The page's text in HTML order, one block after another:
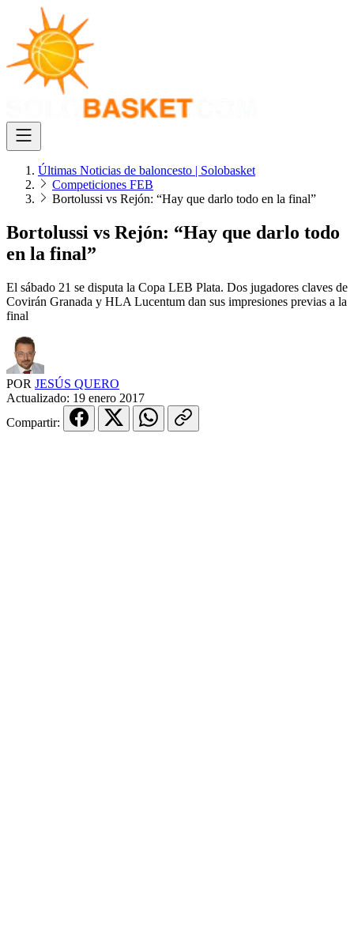
Últimas Noticias de baloncesto | Solobasket
Competiciones FEB
Bortolussi vs Rejón: “Hay que darlo todo en la final”
Bortolussi vs Rejón: “Hay que darlo todo
en la final”
El sábado 21 se disputa la Copa LEB Plata. Dos jugadores claves de
Covirán Granada y HLA Lucentum dan sus impresiones previas a la
final
POR JESÚS QUERO
Actualizado: 19 enero 2017
Compartir: